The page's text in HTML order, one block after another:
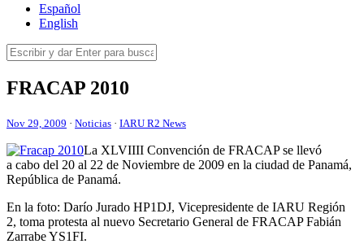
Español
English
FRACAP 2010
Nov 29, 2009 · Noticias · IARU R2 News
La XLVIIII Convención de FRACAPse llevó
a cabo del 20 al 22 de Noviembre de 2009 en la ciudad de Panamá,
República de Panamá.
En la foto: Darío Jurado HP1DJ, Vicepresidente de IARU Región
2, toma protesta al nuevo Secretario General de FRACAPFabián
ZarrabeYS1FI.